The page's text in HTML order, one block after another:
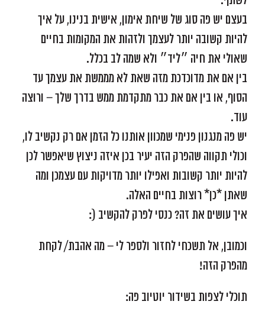
בעצם יש פה סוג של שיחת אימון, אישית בנינו, על איך
להיות קשובה יותר לעצמך ולזהות את המקומות בחיים
שאולי את חיה ״ליד״ ולא שמה לב בכלל.
בין אם את מדוכדכת מזה שאת לא מממשת את עצמך עד
הסוף, או בין אם את כבר מתקדמת ממש בדרך שלך – ורוצה
עוד.
יש פה מנגנון פנימי שמכוון אותנו כל הזמן אם רק נקשיב לו,
וכולי תקווה שהפרק הזה יעיר בכן איזה ניצוץ שיאפשר לכן
להיות יותר קשובות ואפילו יותר מדויקות עם עצמכן ומה
שאתן *כן* רוצות בחיים האלה.
איך עושים את זה? כנסי לפרק להקשיב (:
וכמובן, אל תשכחי לחזור ולספר לי – מה אהבת/ לקחת
מהפרק הזה!
תוכלי לצפות בשידור יוטיוב פה: